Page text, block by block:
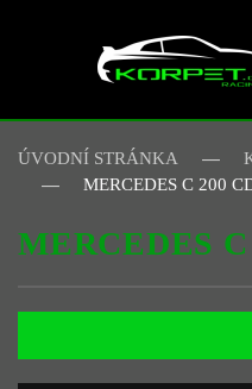
Skip to main content
ÚVODNÍ STRÁNKA
MERCEDES C 200
MERCEDES